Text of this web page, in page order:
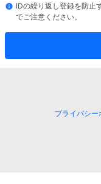
IDの繰り返し登録を防止
でご注意ください。
プライバシー